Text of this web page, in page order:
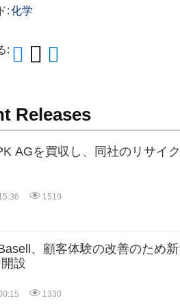
:化学
:
Releases
AGを買収し、同社のリサイ
1519
、顧客体験の改善のため
設
1330